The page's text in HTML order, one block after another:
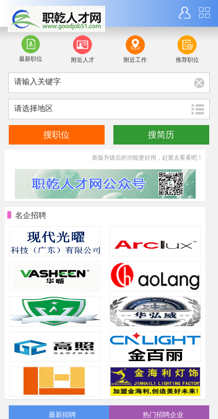
最新职位 附近人才 附近工作 推荐职位
请选择地区
搜职位 搜简历
新版升级后的功能更好用，赶紧去看看吧！
名企招聘
最新招聘 热门招聘企业